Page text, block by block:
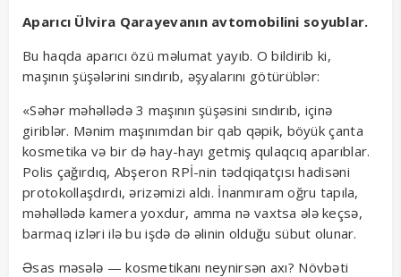
Aparıcı Ülvira Qarayevanın avtomobilini soyublar.
Bu haqda aparıcı özü məlumat yayıb. O bildirib ki,
maşının şüşələrini sındırıb, əşyalarını götürüblər:
«Səhər məhəllədə 3 maşının şüşəsini sındırıb, içinə
giriblər. Mənim maşınımdan bir qab qəpik, böyük çanta
kosmetika və bir də hay-hayı getmiş qulaqcıq aparıblar.
Polis çağırdıq, Abşeron RPİ-nin tədqiqatçısı hadisəni
protokollaşdırdı, ərizəmizi aldı. İnanmıram oğru tapıla,
məhəllədə kamera yoxdur, amma nə vaxtsa ələ keçsə,
barmaq izləri ilə bu işdə də əlinin olduğu sübut olunar.
Əsas məsələ — kosmetikanı neynirsən axı? Növbəti